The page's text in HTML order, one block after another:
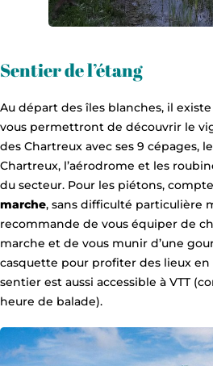
Sentier de l’étang
Au départ des îles blanches, il
vous permettront de découvrir le
des Chartreux avec ses 9 cépages,
Chartreux, l’aérodrome et les
du secteur. Pour les piétons,
marche, sans difficulté particulière
recommande de vous équiper de
marche et de vous munir d’une
casquette pour profiter des lieux en
sentier est aussi accessible à VTT
heure de balade).
homme-